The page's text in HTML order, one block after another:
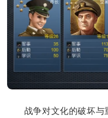
战争对文化的破坏与